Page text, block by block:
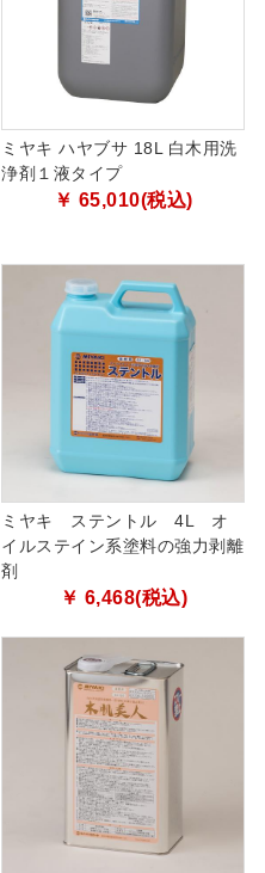
ミヤキ ハヤブサ 18L 白木用洗
浄剤１液タイプ
￥ 65,010(税込)
ミヤキ ステントル 4L オ
イルステイン系塗料の強力剥離
剤
￥ 6,468(税込)